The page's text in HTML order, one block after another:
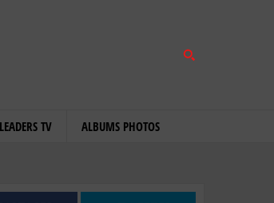
LEADERS TV ALBUMS PHOTOS